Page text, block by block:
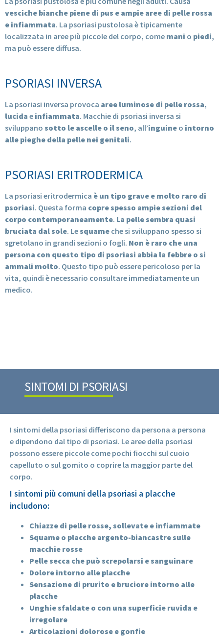
vesciche bianche piene di pus e ampie aree di pelle rossa
e infiammata. La psoriasi pustolosa è tipicamente
localizzata in aree più piccole del corpo, come mani o piedi,
ma può essere diffusa.
PSORIASI INVERSA
La psoriasi inversa provoca aree luminose di pelle rossa,
lucida e infiammata. Macchie di psoriasi inversa si
sviluppano sotto le ascelle o il seno, all’inguine o intorno
alle pieghe della pelle nei genitali.
PSORIASI ERITRODERMICA
La psoriasi eritrodermica è un tipo grave e molto raro di
psoriasi. Questa forma copre spesso ampie sezioni del
corpo contemporaneamente. La pelle sembra quasi
bruciata dal sole. Lesquame che si sviluppano spesso si
sgretolano in grandi sezioni o fogli. Non è raro che una
persona con questo tipo di psoriasi abbia la febbre o si
ammali molto. Questo tipo può essere pericoloso per la
vita, quindi è necessario consultare immediatamente un
medico.
SINTOMI DI PSORIASI
I sintomi della psoriasi differiscono da persona a persona
e dipendono dal tipo di psoriasi. Le aree della psoriasi
possono essere piccole come pochi fiocchi sul cuoio
capelluto o sul gomito o coprire la maggior parte del
corpo.
I sintomi più comuni della psoriasi a placche
includono:
Chiazze di pelle rosse, sollevate e infiammate
Squame o placche argento-biancastre sulle
macchie rosse
Pelle secca che può screpolarsi e sanguinare
Dolore intorno alle placche
Sensazione di prurito e bruciore intorno alle
placche
Unghie sfaldate o con una superficie ruvida e
irregolare
Articolazioni dolorose e gonfie